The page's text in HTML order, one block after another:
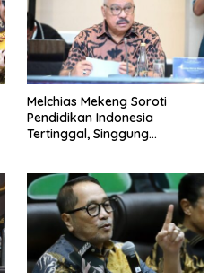
Melchias Mekeng Soroti
Pendidikan Indonesia
Tertinggal, Singgung